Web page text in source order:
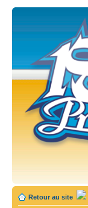
Retour au site